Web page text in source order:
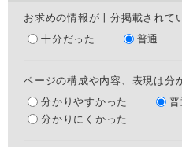
お求めの情報が十分掲載されて
十分だった
普通
ページの構成や内容、表現は分
分かりやすかった
普
分かりにくかった